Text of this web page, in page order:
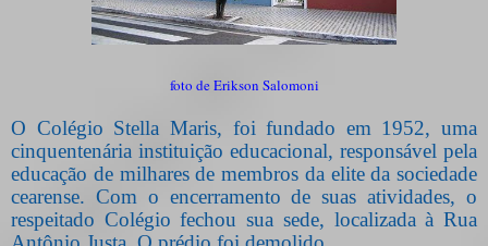
foto de Erikson Salomoni
O Colégio Stella Maris, foi fundado em 1952, uma
cinquentenária instituição educacional, responsável pela
educação de milhares de membros da elite da sociedade
cearense. Com o encerramento de suas atividades, o
respeitado Colégio fechou sua sede, localizada à Rua